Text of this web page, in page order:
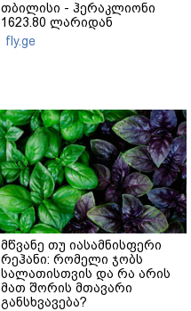
თბილისი - ჰერაკლიონი
1623.80 ლარიდან
fly.ge
მწვანე თუ იასამნისფერი
რეჰანი: რომელი ჯობს
სალათისთვის და რა არის
მათ შორის მთავარი
განსხვავება?